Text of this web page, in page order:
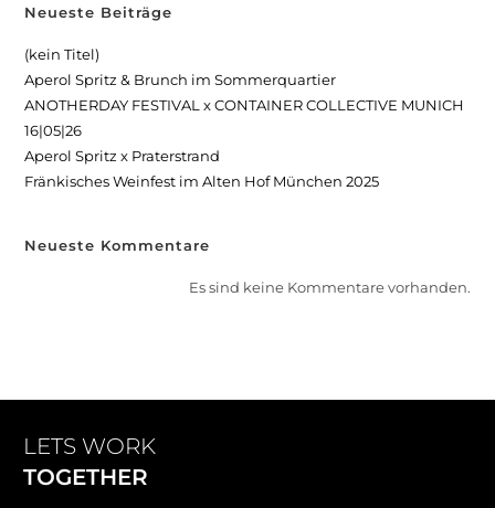
Neueste Beiträge
(kein Titel)
Aperol Spritz & Brunch im Sommerquartier
ANOTHERDAY FESTIVAL x CONTAINER COLLECTIVE MUNICH
16|05|26
Aperol Spritz x Praterstrand
Fränkisches Weinfest im Alten Hof München 2025
Neueste Kommentare
Es sind keine Kommentare vorhanden.
LETS WORK
TOGETHER